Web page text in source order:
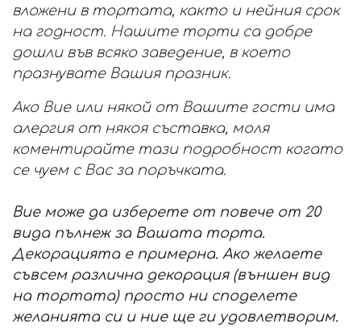
вложени в тортата, както и нейния срок
на годност. Нашите торти са добре
дошли във всяко заведение, в което
празнувате Вашия празник.
Ако Вие или някой от Вашите гости има
алергия от някоя съставка, моля
коментирайте тази подробност когато
се чуем с Вас за поръчката.
Вие може да изберете от повече от 20
вида пълнеж за Вашата торта.
Декорацията е примерна. Ако желаете
съвсем различна декорация (външен вид
на тортата) просто ни споделете
желанията си и ние ще ги удовлетворим.